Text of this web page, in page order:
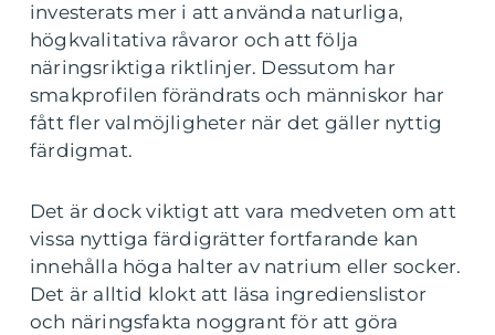
investerats mer i att använda naturliga,
högkvalitativa råvaror och att följa
näringsriktiga riktlinjer. Dessutom har
smakprofilen förändrats och människor har
fått fler valmöjligheter när det gäller nyttig
färdigmat.
Det är dock viktigt att vara medveten om att
vissa nyttiga färdigrätter fortfarande kan
innehålla höga halter av natrium eller socker.
Det är alltid klokt att läsa ingredienslistor
och näringsfakta noggrant för att göra